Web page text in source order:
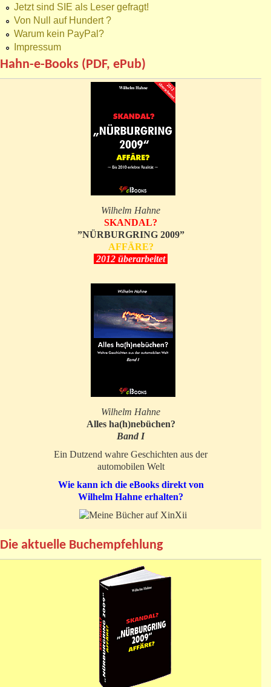
Jetzt sind SIE als Leser gefragt!
Von Null auf Hundert ?
Warum kein PayPal?
Impressum
Hahn-e-Books (PDF, ePub)
Wilhelm Hahne
SKANDAL?
”NÜRBURGRING 2009”
AFFÄRE?
2012 überarbeitet
Wilhelm Hahne
Alles ha(h)nebüchen?
Band I
Ein Dutzend wahre Geschichten aus der
automobilen Welt
Wie kann ich die eBooks direkt von
Wilhelm Hahne erhalten?
Die aktuelle Buchempfehlung